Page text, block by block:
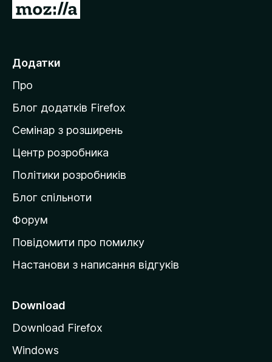
П
е
й
т
и
а
д
о
і
в
к
M
z
l
l
Додатки
Про
Блог додатків Firefox
Семінар з розширень
Центр розробника
Політики розробників
Блог спільноти
Форум
Повідомити про помилку
Настанови з написання відгуків
Download
Download Firefox
Windows